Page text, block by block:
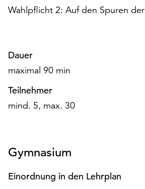
ausgeführt.
die
verwendeten
anpassen,
erreichen
über
die
Schaltfläche
„Auswählen“.
Wahlpflicht 2: Auf den Spuren
Dauer
maximal 90 min
Teilnehmer
mind. 5, max. 30
Gymnasium
Einordnung in den Lehrplan